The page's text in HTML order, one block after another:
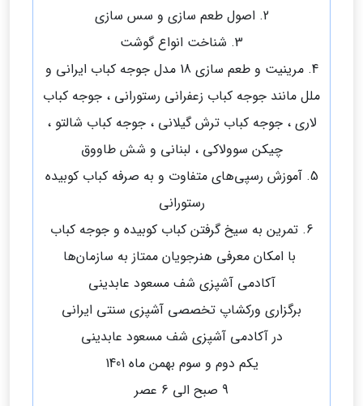
2. اصول طعم سازی و سس سازی
3. شناخت انواع گوشت
4. مرینیت و طعم سازی 18 مدل جوجه کباب ایرانی و
ملل مانند جوجه کباب زعفرانی رستورانی ، جوجه کباب
لاری ، جوجه کباب ترش گیلانی ، جوجه کباب شالتو ،
چیکن سوولاکی ، لبنانی و شش طاووق
5. آموزش رسپی‌های متفاوت و به صرفه کباب کوبیده
رستورانی
6. تمرین به سیخ گرفتن کباب کوبیده و جوجه کباب
با امکان معرفی هنرجویان ممتاز به سازمان‌ها
آکادمی آشپزی شف مسعود عابدینی
برگزاری ورکشاپ تخصصی آشپزی سنتی ایرانی
در آکادمی آشپزی شف مسعود عابدینی
یکم دوم و سوم بهمن ماه 1401
9 صبح الی 6 عصر